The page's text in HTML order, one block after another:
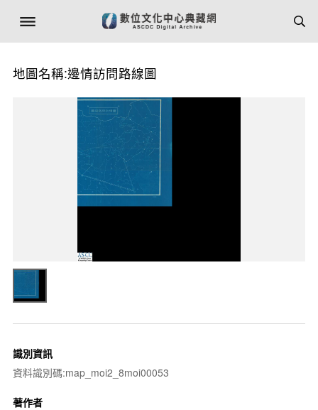
地圖名稱:邊情訪問路線圖
識別資訊
資料識別碼:map_moi2_8moi00053
著作者